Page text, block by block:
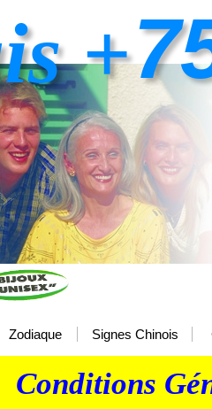
Zodiaque Signes Chinois
+
Conditions